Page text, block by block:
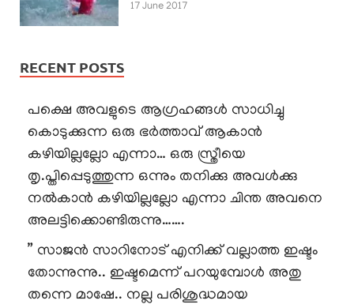
17 June 2017
RECENT POSTS
പക്ഷെ അവളുടെ ആഗ്രഹങ്ങൾ സാധിച്ചു
കൊടുക്കുന്ന ഒരു ഭർത്താവ് ആകാൻ
കഴിയില്ലല്ലോ എന്നാ… ഒരു സ്ത്രീയെ
തൃ.പ്തിപ്പെടുത്തുന്ന ഒന്നും തനിക്കു അവൾക്കു
നൽകാൻ കഴിയില്ലല്ലോ എന്നാ ചിന്ത അവനെ
അലട്ടിക്കൊണ്ടിരുന്നു…….
” സാജൻ സാറിനോട് എനിക്ക് വല്ലാത്ത ഇഷ്ടം
തോന്നുന്നു.. ഇഷ്ടമെന്ന് പറയുമ്പോൾ അതു
തന്നെ മാഷേ.. നല്ല പരിശുദ്ധമായ